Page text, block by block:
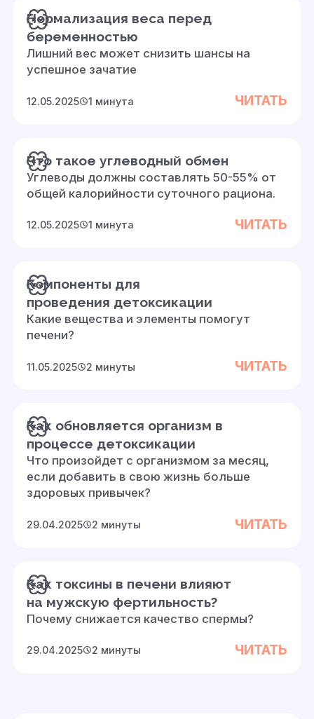
Нормализация веса перед
беременностью
Лишний вес может снизить шансы на
успешное зачатие
12.05.2025 1 минута ЧИТАТЬ
Что такое углеводный обмен
Углеводы должны составлять 50-55% от
общей калорийности суточного рациона.
12.05.2025 1 минута ЧИТАТЬ
Компоненты для
проведения детоксикации
Какие вещества и элементы помогут
печени?
11.05.2025 2 минуты ЧИТАТЬ
Как обновляется организм в
процессе детоксикации
Что произойдет с организмом за месяц,
если добавить в свою жизнь больше
здоровых привычек?
29.04.2025 2 минуты ЧИТАТЬ
Как токсины в печени влияют
на мужскую фертильность?
Почему снижается качество спермы?
29.04.2025 2 минуты ЧИТАТЬ